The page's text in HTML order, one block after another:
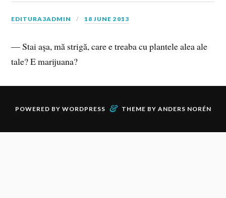
EDITURA3ADMIN 18 JUNE 2013
— Stai aşa, mă strigă, care e treaba cu plantele alea ale
tale? E marijuana?
POWERED BY WORDPRESS & THEME BY ANDERS NORÉN